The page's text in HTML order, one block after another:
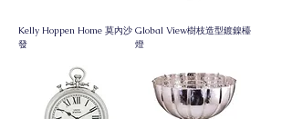
Kelly Hoppen Home 莫內沙
發
Global View樹枝造型鍍鎳檯
燈